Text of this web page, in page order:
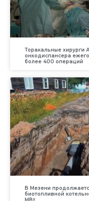
Торакальные хирурги
онкодиспансера
более 400 операций
В Мезени
биотопливной